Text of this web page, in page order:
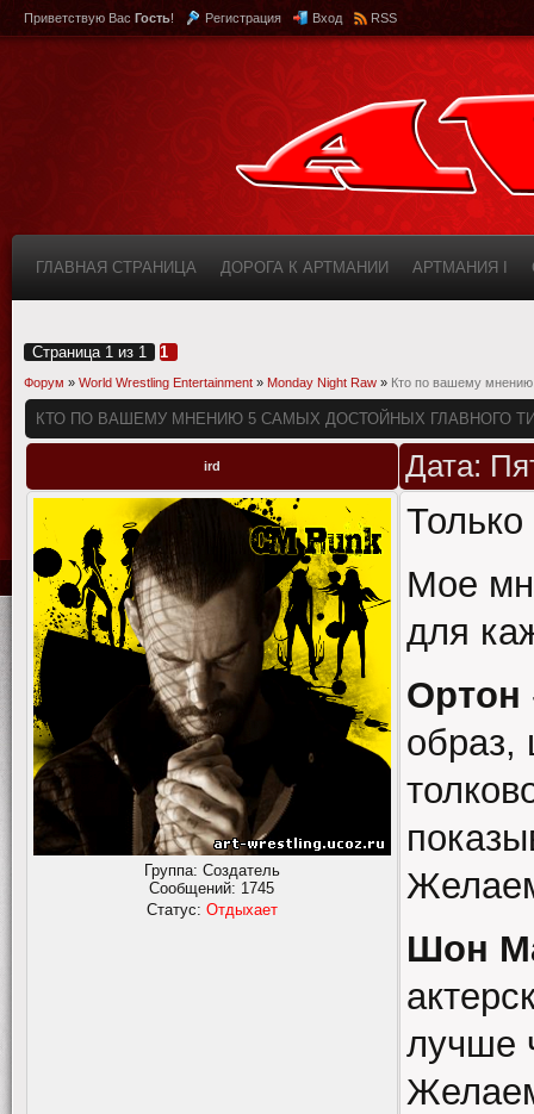
Приветствую Вас Гость! Регистрация Вход RSS
ГЛАВНАЯ СТРАНИЦА ДОРОГА К АРТМАНИИ АРТМАНИЯ I
Страница 1 из 1 1
Форум » World Wrestling Entertainment » Monday Night Raw » Кто по вашему мнению
КТО ПО ВАШЕМУ МНЕНИЮ 5 САМЫХ ДОСТОЙНЫХ ГЛАВНОГО
ird Дата:
Группа: Создатель
Сообщений: 1745
Статус: Отдыхает
Мое
для
Ортон
образ,
Шон
лучше